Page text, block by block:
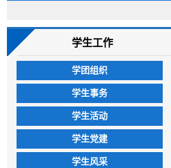
学生工作
学团组织
学生事务
学生活动
学生党建
学生风采